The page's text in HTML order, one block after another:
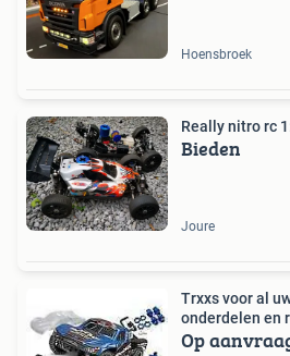
Hoensbroek
Really nitro rc
Bieden
Joure
Trxxs voor al
onderdelen en
Op